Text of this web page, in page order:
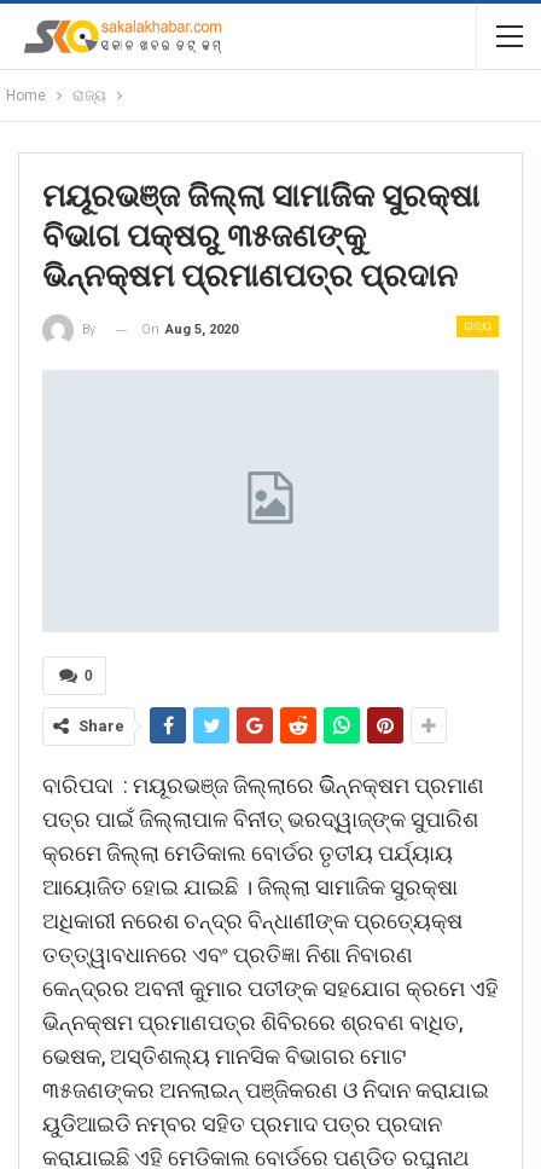
Home ରାଜ୍ୟ
ମୟୂରଭଞ୍ଜ ଜିଲ୍ଲା ସାମାଜିକ ସୁରକ୍ଷା
ବିଭାଗ ପକ୍ଷରୁ ୩୫ଜଣଙ୍କୁ
ଭିନ୍ନକ୍ଷମ ପ୍ରମାଣପତ୍ର ପ୍ରଦାନ
ରାଜ୍ୟ
By On Aug 5, 2020
0
Share
ବାରିପଦା : ମୟୂରଭଞ୍ଜ ଜିଲ୍ଲାରେ ଭିିନ୍ନକ୍ଷମ ପ୍ରମାଣ
ପତ୍ର ପାଇଁ ଜିଲ୍ଲାପାଳ ବିନୀତ୍ ଭରଦ୍ୱାଜ୍ଙ୍କ ସୁପାରିଶ
କ୍ରମେ ଜିଲ୍ଲା ମେଡିକାଲ ବୋର୍ଡର ତୃତୀୟ ପର୍ଯ୍ୟାୟ
ଆୟୋଜିତ ହୋଇ ଯାଇଛି । ଜିଲ୍ଲା ସାମାଜିକ ସୁରକ୍ଷା
ଅଧିକାରୀ ନରେଶ ଚନ୍ଦ୍ର ବିନ୍ଧାଣୀଙ୍କ ପ୍ରତ୍ୟେକ୍ଷ
ତତ୍ତ୍ୱାବଧାନରେ ଏବଂ ପ୍ରତିଜ୍ଞା ନିଶା ନିବାରଣ
କେନ୍ଦ୍ରର ଅବନୀ କୁମାର ପତୀଙ୍କ ସହଯୋଗ କ୍ରମେ ଏହି
ଭିନ୍ନକ୍ଷମ ପ୍ରମାଣପତ୍ର ଶିବିରରେ ଶ୍ରବଣ ବାଧିତ,
ଭେଷକ, ଅସ୍ତିଶଲ୍ୟ ମାନସିକ ବିଭାଗର ମୋଟ
୩୫ଜଣଙ୍କର ଅନଲାଇନ୍ ପଞ୍ଜିକରଣ ଓ ନିଦାନ କରାଯାଇ
ୟୁଡିଆଇଡି ନମ୍ବର ସହିତ ପ୍ରମାଦ ପତ୍ର ପ୍ରଦାନ
କରାଯାଇଛି ଏହି ମେଡିକାଲ ବୋର୍ଡରେ ପଣ୍ଡିତ ରଘୁନାଥ